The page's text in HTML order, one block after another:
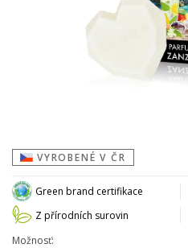
VYROBENÉ V ČR
Green brand certifikace
Z přírodních surovin
Možnosť: